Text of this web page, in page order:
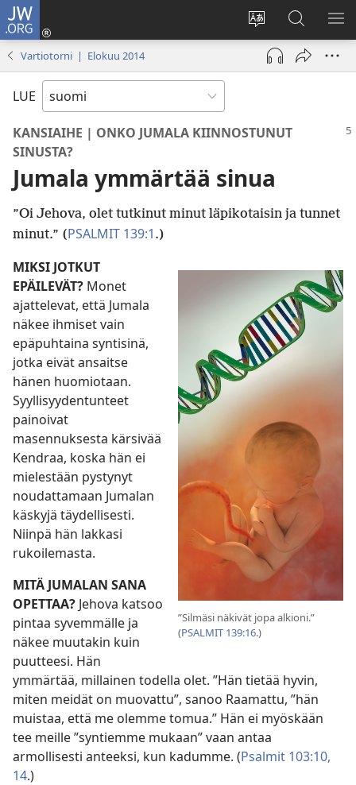
JW.ORG
Vaihda
sivuston
kieli
Kirjaudu
(avaa
uuden
ikkunan)
Hae
JW.ORG-
sivustolta
Vartiotorni | Elokuu 2014
LUE
KANSIAIHE | ONKO JUMALA KIINNOSTUNUT
SINUSTA?
Jumala ymmärtää sinua
”Oi Jehova, olet tutkinut minut läpikotaisin ja tunnet
minut.” (PSALMIT 139:1 .)
”Silmäsi näkivät jopa alkioni.”
(PSALMIT 139:16.)
MIKSI JOTKUT
EPÄILEVÄT? Monet
ajattelevat, että Jumala
näkee ihmiset vain
epäpuhtaina syntisinä,
jotka eivät ansaitse
hänen huomiotaan.
Syyllisyydentunteet
painoivat
masennuksesta kärsivää
Kendraa, koska hän ei
mielestään pystynyt
noudattamaan Jumalan
käskyjä täydellisesti.
Niinpä hän lakkasi
rukoilemasta.
MITÄ JUMALAN SANA
OPETTAA? Jehova katsoo
pintaa syvemmälle ja
näkee muutakin kuin
puutteesi. Hän
ymmärtää, millainen todella olet. ”Hän tietää hyvin,
miten meidät on muovattu”, sanoo Raamattu, ”hän
muistaa, että me olemme tomua.” Hän ei myöskään
tee meille ”syntiemme mukaan” vaan antaa
armollisesti anteeksi, kun kadumme. (Psalmit 103:10,
14.)